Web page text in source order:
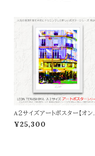
A２サイズアートポスター【オン
イン限定】LEON
「Dreamin Paris」
¥25,300